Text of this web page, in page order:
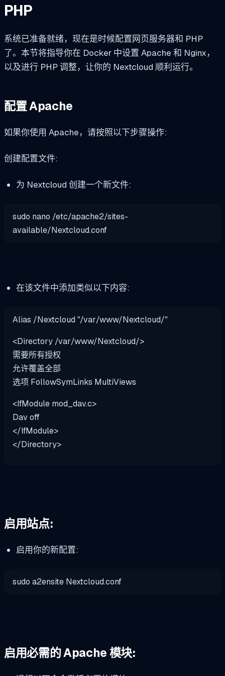
PHP
系统已准备就绪，现在是时候配置网页服务器和 PHP
了。本节将指导你在 Docker 中设置 Apache 和 Nginx，
以及进行 PHP 调整，让你的 Nextcloud 顺利运行。
配置 Apache
如果你使用 Apache，请按照以下步骤操作:
创建配置文件:
为 Nextcloud 创建一个新文件:
sudo nano /etc/apache2/sites-
available/Nextcloud.conf
在该文件中添加类似以下内容:
Alias /Nextcloud "/var/www/Nextcloud/"
<Directory /var/www/Nextcloud/>
需要所有授权
允许覆盖全部
选项 FollowSymLinks MultiViews
<IfModule mod_dav.c>
Dav off
</IfModule>
</Directory>
启用站点:
启用你的新配置:
sudo a2ensite Nextcloud.conf
启用必需的 Apache 模块: